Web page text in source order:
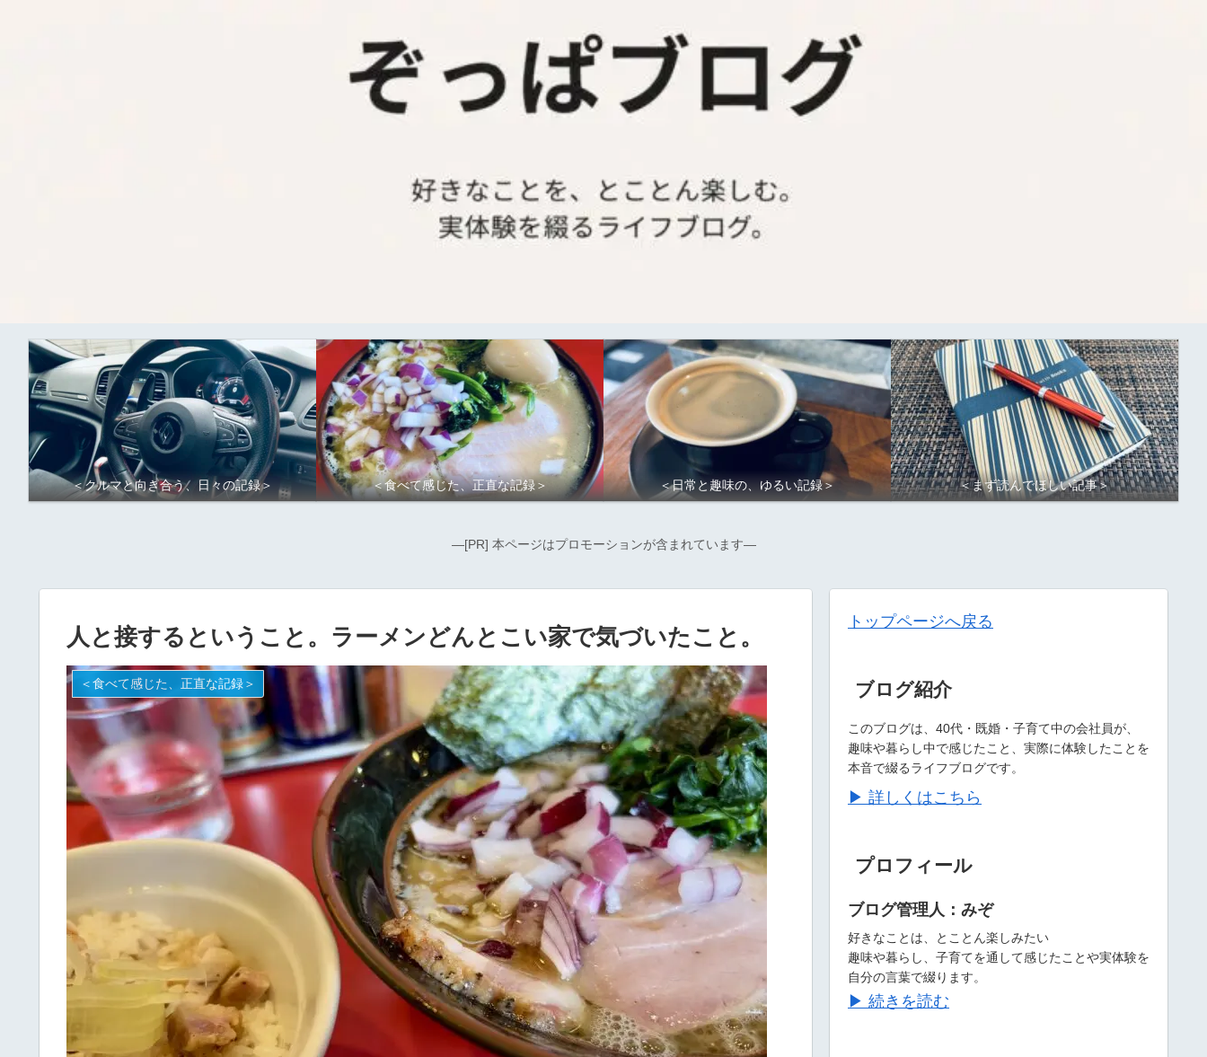
＜クルマと向き合う、日々の記録＞ ＜食べて感じた、正直な記録＞ ＜日常と趣味の、ゆるい記録＞ ＜まず読んでほしい記事＞
―[PR] 本ページはプロモーションが含まれています―
人と接するということ。ラーメンどんとこい家で気づいたこと。
＜食べて感じた、正直な記録＞
トップページへ戻る
ブログ紹介
このブログは、40代・既婚・子育て中の会社員が、
趣味や暮らし中で感じたこと、実際に体験したことを
本音で綴るライフブログです。
▶ 詳しくはこちら
プロフィール
ブログ管理人：みぞ
好きなことは、とことん楽しみたい
趣味や暮らし、子育てを通して感じたことや実体験を
自分の言葉で綴ります。
▶ 続きを読む